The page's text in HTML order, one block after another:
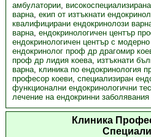
амбулатории,
варна, екип от изтъкнати
квалифицирани ендокринолози
варна, ендокринологичен център
ендокринологичен център с
ендокринолог проф др драгомир
проф др лидия коева, изтъкнати
варна, клиника по ендокринология
професор коеви, специализиран
функционални ендокринологични
лечение на ендокринни заболявания
Клиника